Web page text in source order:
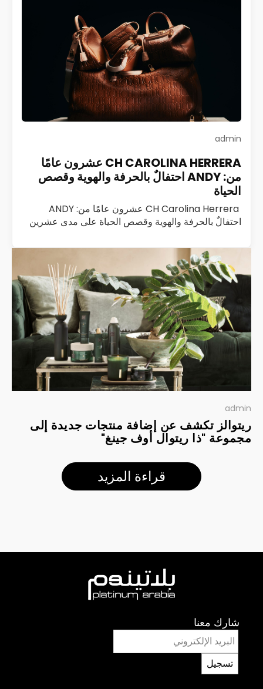
admin
CH CAROLINA HERRERA عشرون عامًا
من: ANDY احتفالٌ بالحرفة والهوية وقصص
الحياة
CH Carolina Herrera عشرون عامًا من: ANDY
احتفالٌ بالحرفة والهوية وقصص الحياة على مدى عشرين
مجرد حقيبة؛ كانت رفيقة درب، وشاهدة على…اقرأ المزيد
admin
ريتوالز تكشف عن إضافة منتجات جديدة إلى
مجموعة "ذا ريتوال أوف جينغ"
قراءة المزيد
شارك معنا
تسجيل